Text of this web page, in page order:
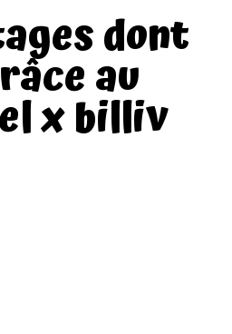
dont
au
x billiv